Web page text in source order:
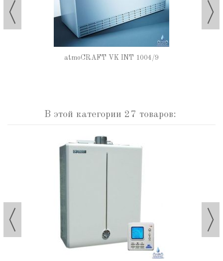
atmoCRAFT VK INT 1004/9
В этой категории 27 товаров: